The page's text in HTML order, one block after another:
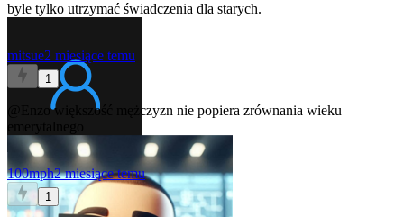
byle tylko utrzymać świadczenia dla starych.
mitsue2 miesiące temu
1
większość mężczyzn nie popiera zrównania wieku
100mph2 miesiące temu
1